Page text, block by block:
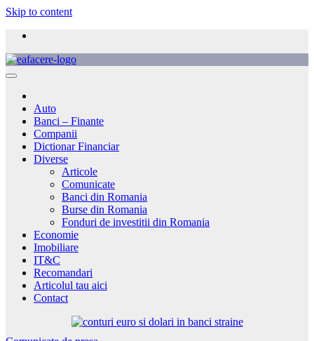
Skip to content
Auto
Banci – Finante
Companii
Dictionar Financiar
Diverse
Articole
Comunicate
Banci din Romania
Burse din Romania
Fonduri de investitii din Romania
Economie
Imobiliare
IT&C
Recomandari
Articolul tau aici
Contact